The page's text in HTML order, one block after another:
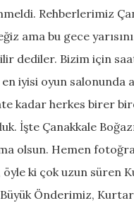
Rehberlerimiz
ama bu gece
dediler. Bizim için
iyisi oyun salonunda
kadar herkes birer
İşte Çanakkale
olsun. Hemen
öyle ki çok uzun süren
Önderimiz,